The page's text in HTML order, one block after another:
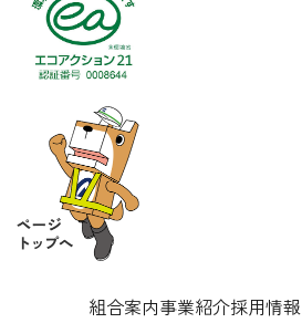
組合案内事業紹介採用情報